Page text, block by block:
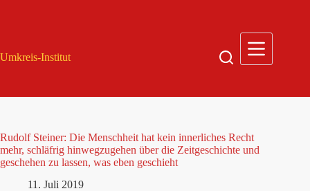
Umkreis-Institut
Rudolf Steiner: Die Menschheit hat kein innerliches Recht
mehr, schläfrig hinwegzugehen über die Zeitgeschichte und
geschehen zu lassen, was eben geschieht
11. Juli 2019